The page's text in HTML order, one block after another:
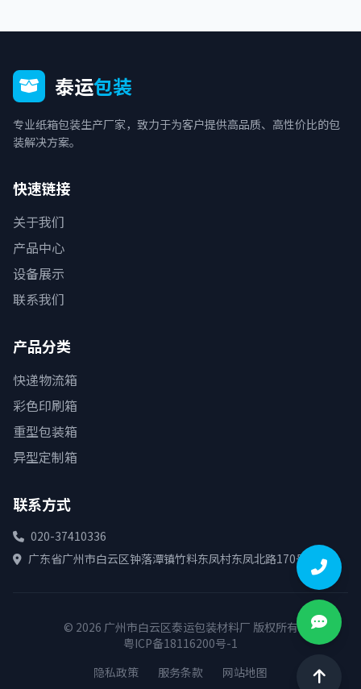
泰运包装
专业纸箱包装生产厂家，致力于为客户提供高品质、高性价比的包
装解决方案。
快速链接
关于我们
产品中心
设备展示
联系我们
产品分类
快递物流箱
彩色印刷箱
重型包装箱
异型定制箱
联系方式
020-37410336
广东省广州市白云区钟落潭镇竹料东凤村东凤北路170号
© 2026 广州市白云区泰运包装材料厂 版权所有
粤ICP备18116200号-1
隐私政策
服务条款 网站地图